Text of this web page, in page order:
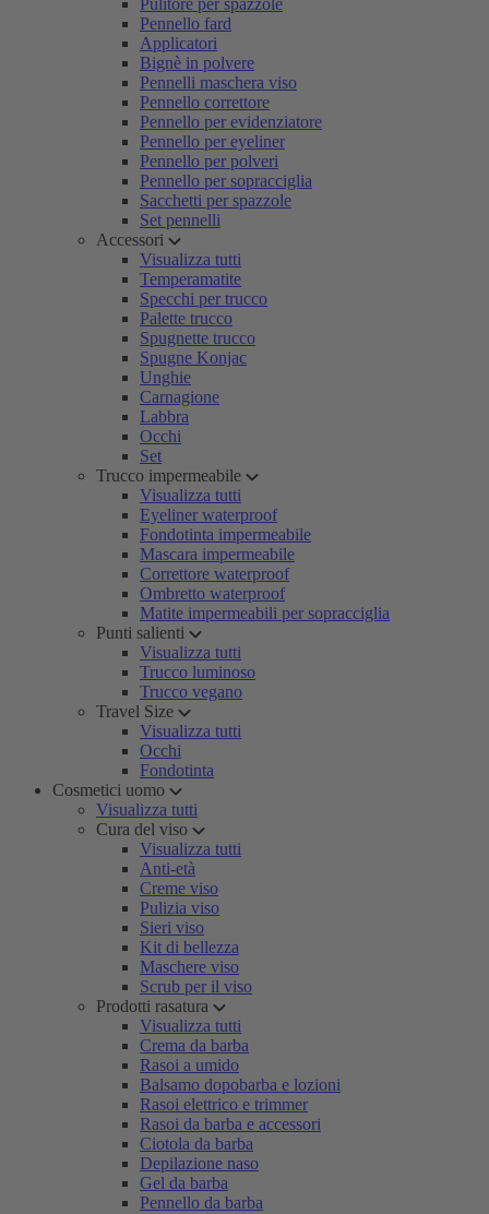
Pulitore per spazzole
Pennello fard
Applicatori
Bignè in polvere
Pennelli maschera viso
Pennello correttore
Pennello per evidenziatore
Pennello per eyeliner
Pennello per polveri
Pennello per sopracciglia
Sacchetti per spazzole
Set pennelli
Accessori
Visualizza tutti
Temperamatite
Specchi per trucco
Palette trucco
Spugnette trucco
Spugne Konjac
Unghie
Carnagione
Labbra
Occhi
Set
Trucco impermeabile
Visualizza tutti
Eyeliner waterproof
Fondotinta impermeabile
Mascara impermeabile
Correttore waterproof
Ombretto waterproof
Matite impermeabili per sopracciglia
Punti salienti
Visualizza tutti
Trucco luminoso
Trucco vegano
Travel Size
Visualizza tutti
Occhi
Fondotinta
Cosmetici uomo
Visualizza tutti
Cura del viso
Visualizza tutti
Anti-età
Creme viso
Pulizia viso
Sieri viso
Kit di bellezza
Maschere viso
Scrub per il viso
Prodotti rasatura
Visualizza tutti
Crema da barba
Rasoi a umido
Balsamo dopobarba e lozioni
Rasoi elettrico e trimmer
Rasoi da barba e accessori
Ciotola da barba
Depilazione naso
Gel da barba
Pennello da barba